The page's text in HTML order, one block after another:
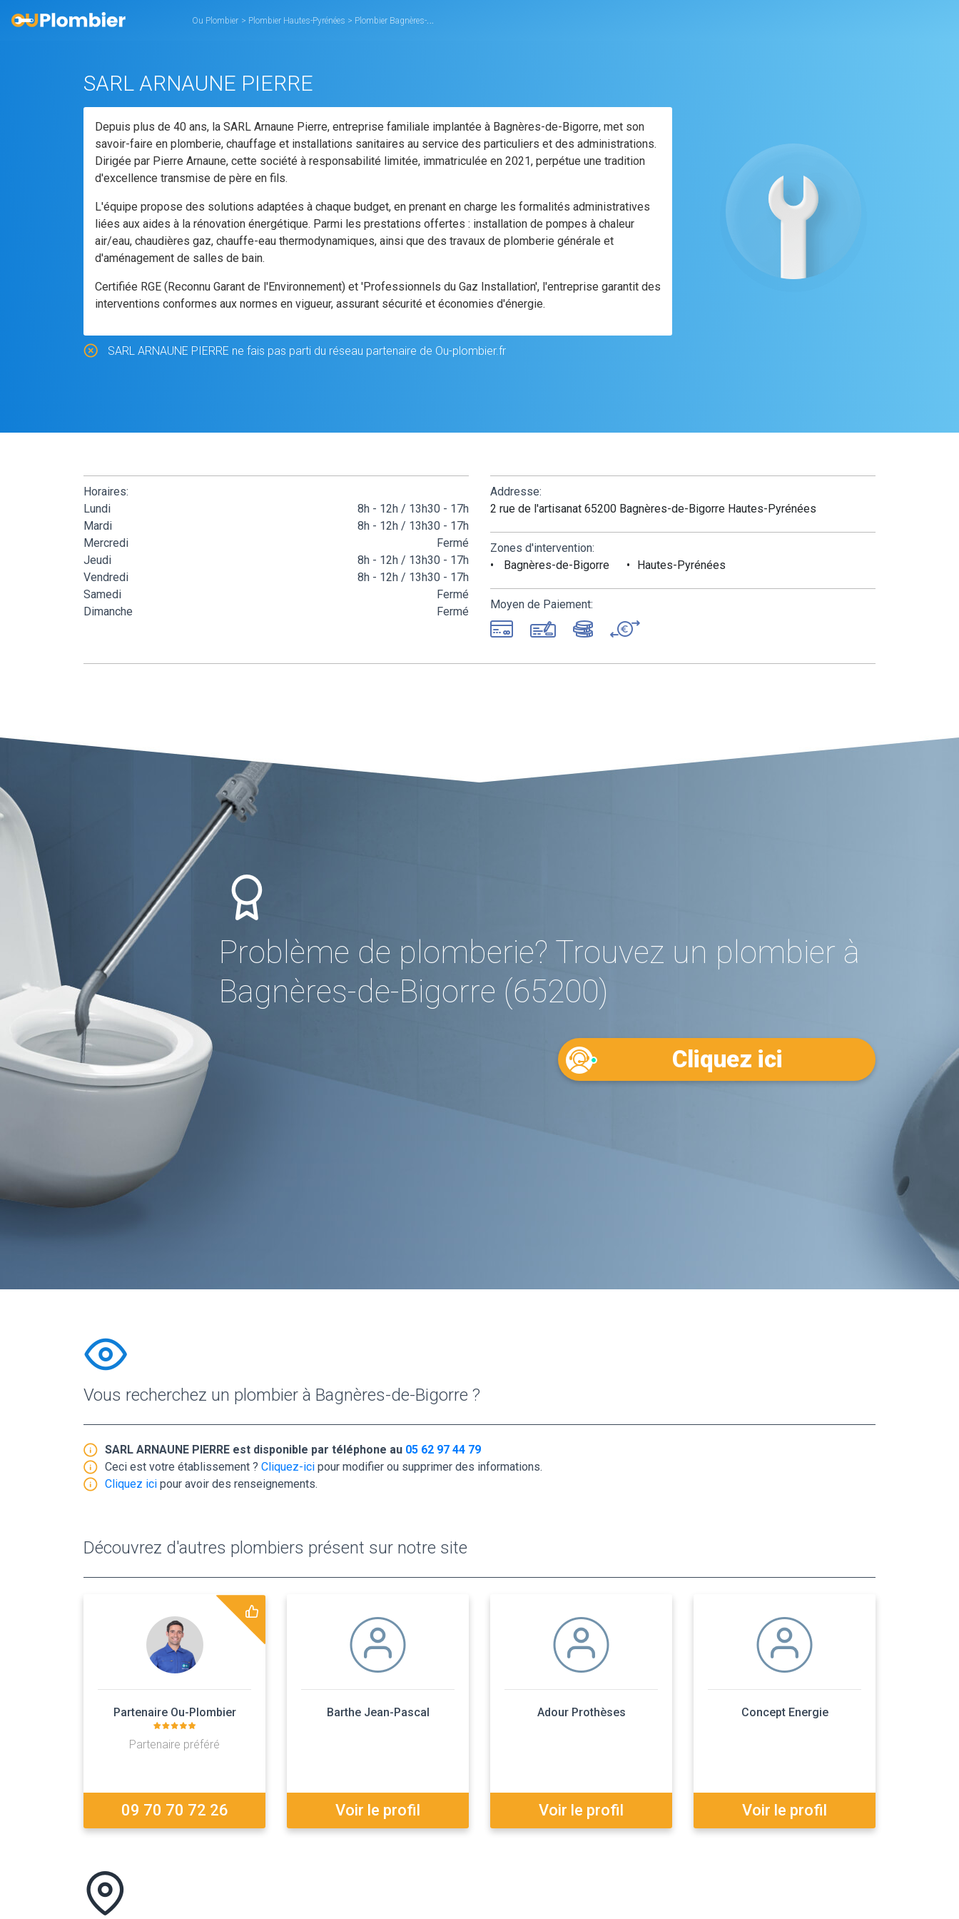
Ou Plombier > Plombier Hautes-Pyrénées > Plombier Bagnères-de-Bigorre
SARL ARNAUNE PIERRE
Depuis plus de 40 ans, la SARL Arnaune Pierre, entreprise familiale implantée à Bagnères-de-Bigorre, met son
savoir-faire en plomberie, chauffage et installations sanitaires au service des particuliers et des administrations.
Dirigée par Pierre Arnaune, cette société à responsabilité limitée, immatriculée en 2021, perpétue une tradition
d'excellence transmise de père en fils.
L'équipe propose des solutions adaptées à chaque budget, en prenant en charge les formalités administratives
liées aux aides à la rénovation énergétique. Parmi les prestations offertes : installation de pompes à chaleur
air/eau, chaudières gaz, chauffe-eau thermodynamiques, ainsi que des travaux de plomberie générale et
d'aménagement de salles de bain.
Certifiée RGE (Reconnu Garant de l'Environnement) et 'Professionnels du Gaz Installation', l'entreprise garantit des
interventions conformes aux normes en vigueur, assurant sécurité et économies d'énergie.
SARL ARNAUNE PIERRE ne fais pas parti du réseau partenaire de Ou-plombier.fr
Horaires:
Lundi
8h - 12h / 13h30 - 17h
Mardi
8h - 12h / 13h30 - 17h
Mercredi
Fermé
Jeudi
8h - 12h / 13h30 - 17h
Vendredi
8h - 12h / 13h30 - 17h
Samedi
Fermé
Dimanche
Fermé
Addresse:
2 rue de l'artisanat 65200 Bagnères-de-Bigorre Hautes-Pyrénées
Zones d'intervention:
Bagnères-de-Bigorre
Hautes-Pyrénées
Moyen de Paiement:
Problème de plomberie? Trouvez un plombier à
Bagnères-de-Bigorre (65200)
Cliquez ici
Vous recherchez un plombier à Bagnères-de-Bigorre ?
SARL ARNAUNE PIERRE est disponible par téléphone au 05 62 97 44 79
Ceci est votre établissement ? Cliquez-ici pour modifier ou supprimer des informations.
Cliquez ici pour avoir des renseignements.
Découvrez d'autres plombiers présent sur notre site
Partenaire Ou-Plombier
Partenaire préféré
09 70 70 72 26
Barthe Jean-Pascal
Voir le profil
Adour Prothèses
Voir le profil
Concept Energie
Voir le profil